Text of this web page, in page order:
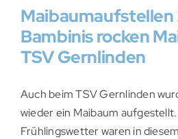
Maibaumaufstellen
Bambinis rocken
TSV Gernlinden
Auch beim TSV Gernlinden
wieder ein Maibaum
Frühlingswetter waren in